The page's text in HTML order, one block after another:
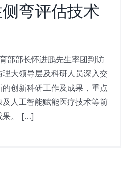
弯评估技术
部部长怀进鹏先生率团到访
大领导层及科研人员深入交
创新科研工作及成果，重点
人工智能赋能医疗技术等前
果。 […]